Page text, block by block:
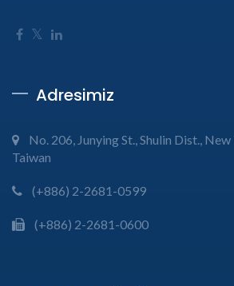
Adresimiz
No. 206, Junying St., Shulin Dist.,
Taiwan
(+886) 2-2681-0599
(+886) 2-2681-0600